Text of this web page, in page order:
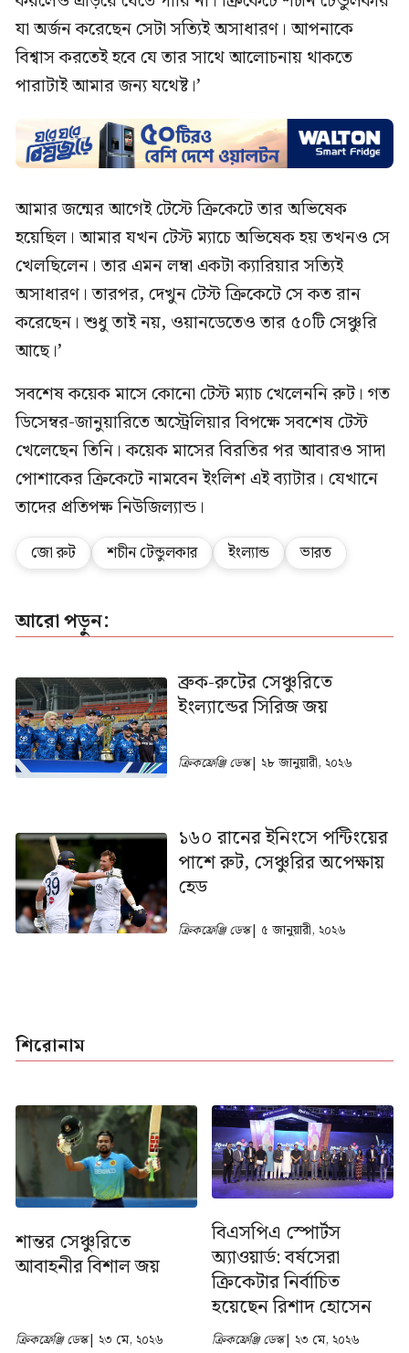
যা অর্জন করেছেন সেটা সত্যিই অসাধারণ। আপনাকে
বিশ্বাস করতেই হবে যে তার সাথে আলোচনায় থাকতে
পারাটাই আমার জন্য যথেষ্ট।’
আমার জন্মের আগেই টেস্টে ক্রিকেটে তার অভিষেক
হয়েছিল। আমার যখন টেস্ট ম্যাচে অভিষেক হয় তখনও সে
খেলছিলেন। তার এমন লম্বা একটা ক্যারিয়ার সত্যিই
অসাধারণ। তারপর, দেখুন টেস্ট ক্রিকেটে সে কত রান
করেছেন। শুধু তাই নয়, ওয়ানডেতেও তার ৫০টি সেঞ্চুরি
আছে।’
সবশেষ কয়েক মাসে কোনো টেস্ট ম্যাচ খেলেননি রুট। গত
ডিসেম্বর-জানুয়ারিতে অস্ট্রেলিয়ার বিপক্ষে সবশেষ টেস্ট
খেলেছেন তিনি। কয়েক মাসের বিরতির পর আবারও সাদা
পোশাকের ক্রিকেটে নামবেন ইংলিশ এই ব্যাটার। যেখানে
তাদের প্রতিপক্ষ নিউজিল্যান্ড।
জো রুট শচীন টেন্ডুলকার ইংল্যান্ড ভারত
আরো পড়ুন:
ব্রুক-রুটের সেঞ্চুরিতে
ইংল্যান্ডের সিরিজ জয়
ক্রিকফ্রেঞ্জি ডেস্ক| ২৮ জানুয়ারী, ২০২৬
১৬০ রানের ইনিংসে পন্টিংয়ের
পাশে রুট, সেঞ্চুরির অপেক্ষায়
হেড
ক্রিকফ্রেঞ্জি ডেস্ক| ৫ জানুয়ারী, ২০২৬
শিরোনাম
শান্তর সেঞ্চুরিতে
আবাহনীর বিশাল জয়
ক্রিকফ্রেঞ্জি ডেস্ক| ২৩ মে, ২০২৬
বিএসপিএ স্পোর্টস
অ্যাওয়ার্ড: বর্ষসেরা
ক্রিকেটার নির্বাচিত
হয়েছেন রিশাদ হোসেন
ক্রিকফ্রেঞ্জি ডেস্ক| ২৩ মে, ২০২৬